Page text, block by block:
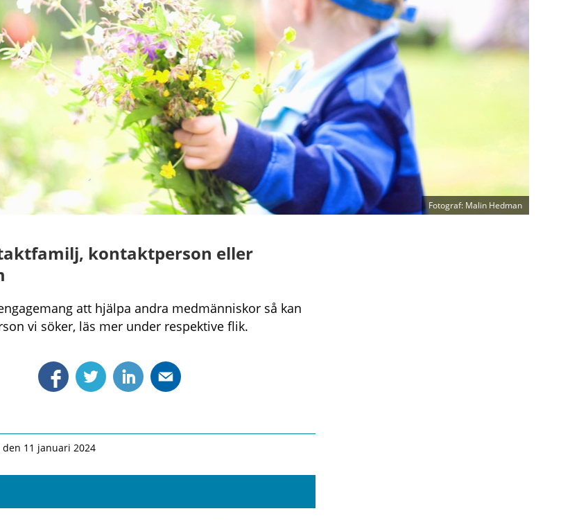
Fotograf: Malin Hedman
kontaktperson eller
att hjälpa andra medmänniskor så kan
vi söker, läs mer under respektive flik.
11 januari 2024